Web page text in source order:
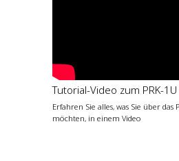
Tutorial-Video zum PRK-
Erfahren Sie alles, was Sie über das
möchten, in einem Video